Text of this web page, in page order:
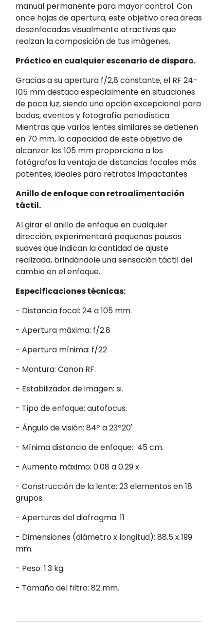
manual permanente para mayor control. Con
once hojas de apertura, este objetivo crea áreas
desenfocadas visualmente atractivas que
realzan la composición de tus imágenes.
Práctico en cualquier escenario de disparo.
Gracias a su apertura f/2,8 constante, el RF 24-
105 mm destaca especialmente en situaciones
de poca luz, siendo una opción excepcional para
bodas, eventos y fotografía periodística.
Mientras que varios lentes similares se detienen
en 70 mm, la capacidad de este objetivo de
alcanzar los 105 mm proporciona a los
fotógrafos la ventaja de distancias focales más
potentes, ideales para retratos impactantes.
Anillo de enfoque con retroalimentación
táctil.
Al girar el anillo de enfoque en cualquier
dirección, experimentará pequeñas pausas
suaves que indican la cantidad de ajuste
realizada, brindándole una sensación táctil del
cambio en el enfoque.
Especificaciones técnicas:
- Distancia focal: 24 a 105 mm.
- Apertura máxima: f/2.8
- Apertura mínima: f/22
- Montura: Canon RF.
- Estabilizador de imagen: si.
- Tipo de enfoque: autofocus.
- Ángulo de visión: 84º a 23º20'
- Mínima distancia de enfoque: 45 cm.
- Aumento máximo: 0.08 a 0.29 x
- Construcción de la lente: 23 elementos en 18
grupos.
- Aperturas del diafragma: 11
- Dimensiones (diámetro x longitud): 88.5 x 199
mm.
- Peso: 1.3 kg.
- Tamaño del filtro: 82 mm.